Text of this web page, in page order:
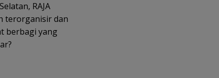
RAJA
terorganisir dan
berbagi yang